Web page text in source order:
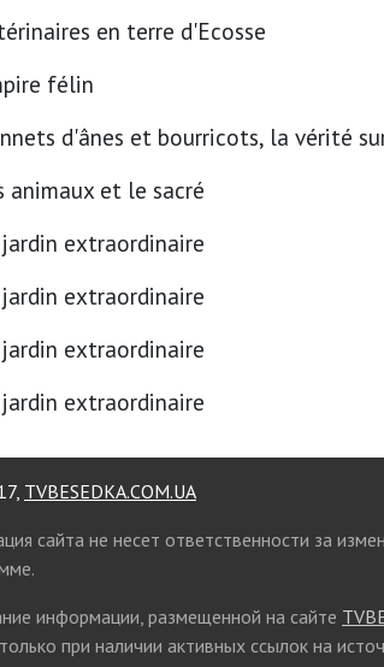
en terre d'Ecosse
félin
d'ânes et bourricots, la vérité
animaux et le sacré
jardin extraordinaire
jardin extraordinaire
jardin extraordinaire
jardin extraordinaire
TVBESEDKA.COM.UA
сайта не несет ответственности за
информации, размещенной на сайте
при наличии активных ссылок на